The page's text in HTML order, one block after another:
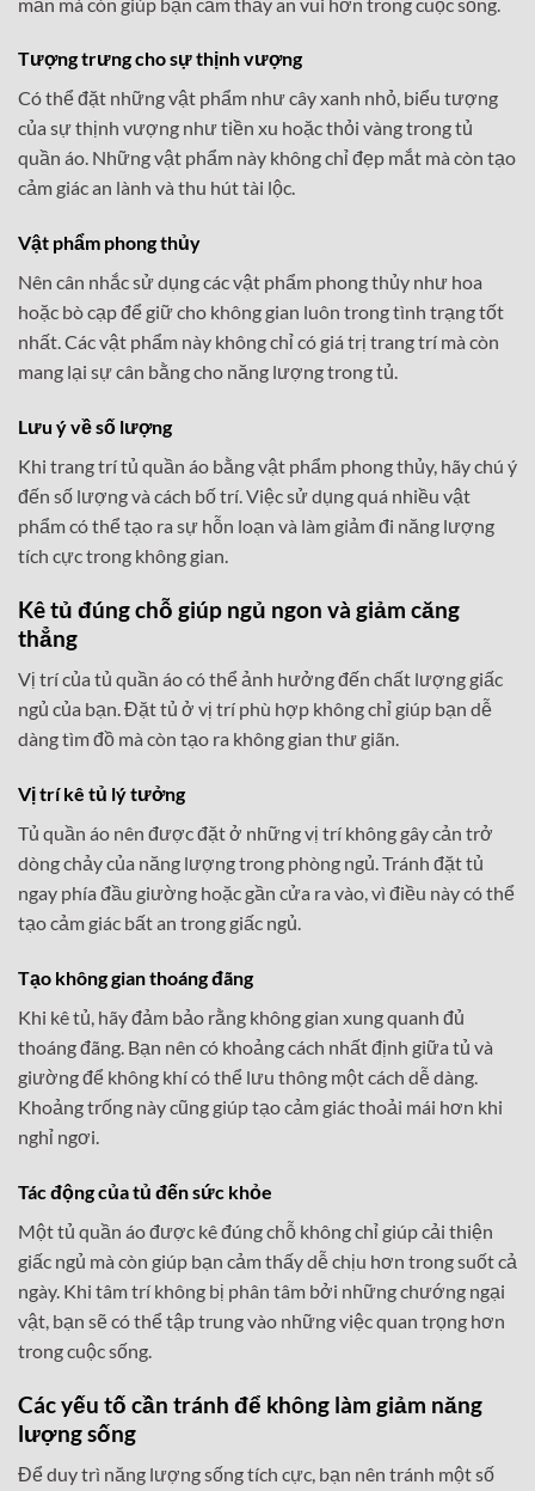
Tượng trưng cho sự thịnh vượng
Có thể đặt những vật phẩm như cây xanh nhỏ, biểu tượng
của sự thịnh vượng như tiền xu hoặc thỏi vàng trong tủ
quần áo. Những vật phẩm này không chỉ đẹp mắt mà còn tạo
cảm giác an lành và thu hút tài lộc.
Vật phẩm phong thủy
Nên cân nhắc sử dụng các vật phẩm phong thủy như hoa
hoặc bò cạp để giữ cho không gian luôn trong tình trạng tốt
nhất. Các vật phẩm này không chỉ có giá trị trang trí mà còn
mang lại sự cân bằng cho năng lượng trong tủ.
Lưu ý về số lượng
Khi trang trí tủ quần áo bằng vật phẩm phong thủy, hãy chú ý
đến số lượng và cách bố trí. Việc sử dụng quá nhiều vật
phẩm có thể tạo ra sự hỗn loạn và làm giảm đi năng lượng
tích cực trong không gian.
Kê tủ đúng chỗ giúp ngủ ngon và giảm căng
thẳng
Vị trí của tủ quần áo có thể ảnh hưởng đến chất lượng giấc
ngủ của bạn. Đặt tủ ở vị trí phù hợp không chỉ giúp bạn dễ
dàng tìm đồ mà còn tạo ra không gian thư giãn.
Vị trí kê tủ lý tưởng
Tủ quần áo nên được đặt ở những vị trí không gây cản trở
dòng chảy của năng lượng trong phòng ngủ. Tránh đặt tủ
ngay phía đầu giường hoặc gần cửa ra vào, vì điều này có thể
tạo cảm giác bất an trong giấc ngủ.
Tạo không gian thoáng đãng
Khi kê tủ, hãy đảm bảo rằng không gian xung quanh đủ
thoáng đãng. Bạn nên có khoảng cách nhất định giữa tủ và
giường để không khí có thể lưu thông một cách dễ dàng.
Khoảng trống này cũng giúp tạo cảm giác thoải mái hơn khi
nghỉ ngơi.
Tác động của tủ đến sức khỏe
Một tủ quần áo được kê đúng chỗ không chỉ giúp cải thiện
giấc ngủ mà còn giúp bạn cảm thấy dễ chịu hơn trong suốt cả
ngày. Khi tâm trí không bị phân tâm bởi những chướng ngại
vật, bạn sẽ có thể tập trung vào những việc quan trọng hơn
trong cuộc sống.
Các yếu tố cần tránh để không làm giảm năng
lượng sống
Để duy trì năng lượng sống tích cực, bạn nên tránh một số